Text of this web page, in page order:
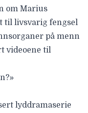
om Marius
til livsvarig fengsel
på menn
videoene til
lyddramaserie